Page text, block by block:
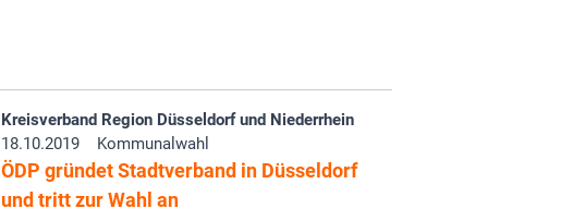
Kreisverband Region Düsseldorf und Niederrhein
18.10.2019
Kommunalwahl
ÖDP gründet Stadtverband in Düsseldorf
und tritt zur Wahl an